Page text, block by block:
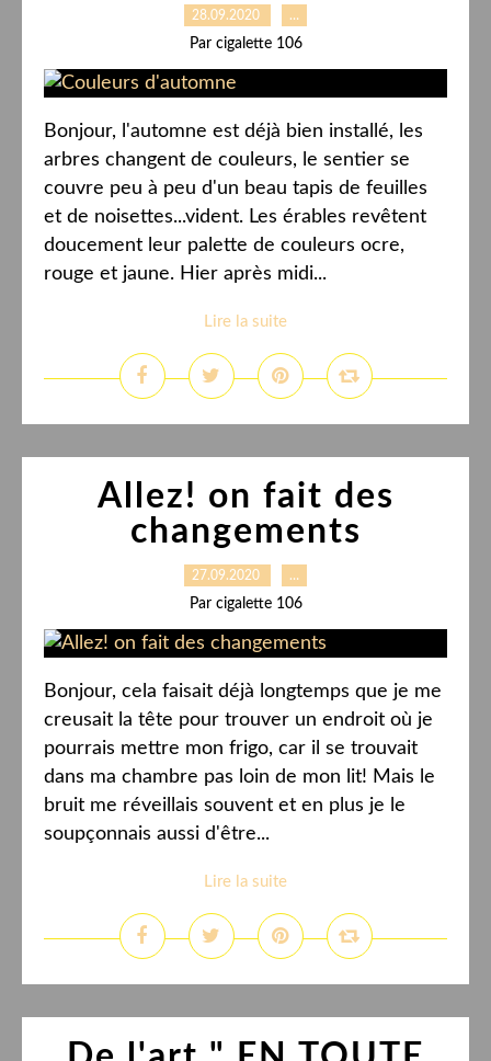
28.09.2020 …
Par cigalette 106
Bonjour, l'automne est déjà bien installé, les
arbres changent de couleurs, le sentier se
couvre peu à peu d'un beau tapis de feuilles
et de noisettes...vident. Les érables revêtent
doucement leur palette de couleurs ocre,
rouge et jaune. Hier après midi...
Lire la suite
Allez! on fait des
changements
27.09.2020 …
Par cigalette 106
Bonjour, cela faisait déjà longtemps que je me
creusait la tête pour trouver un endroit où je
pourrais mettre mon frigo, car il se trouvait
dans ma chambre pas loin de mon lit! Mais le
bruit me réveillais souvent et en plus je le
soupçonnais aussi d'être...
Lire la suite